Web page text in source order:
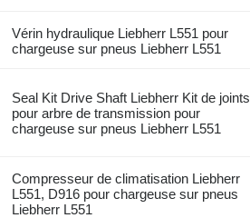
Vérin hydraulique Liebherr L551 pour
chargeuse sur pneus Liebherr L551
Seal Kit Drive Shaft Liebherr Kit de joints
pour arbre de transmission pour
chargeuse sur pneus Liebherr L551
Compresseur de climatisation Liebherr
L551, D916 pour chargeuse sur pneus
Liebherr L551